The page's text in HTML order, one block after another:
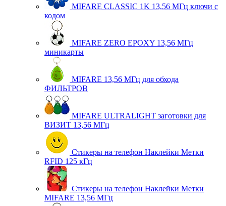
MIFARE CLASSIC 1K 13,56 МГц ключи с
кодом
MIFARE ZERO EPOXY 13,56 МГц
миникарты
MIFARE 13,56 МГц для обхода
ФИЛЬТРОВ
MIFARE ULTRALIGHT заготовки для
ВИЗИТ 13,56 МГц
Стикеры на телефон Наклейки Метки
RFID 125 кГц
Стикеры на телефон Наклейки Метки
MIFARE 13,56 МГц